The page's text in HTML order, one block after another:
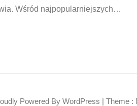
Wśród najpopularniejszych…
Powered By WordPress | Theme :